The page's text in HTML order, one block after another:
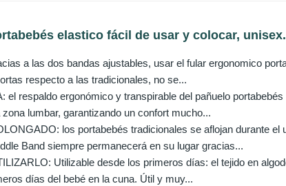
elastico fácil de usar y colocar,
a las dos bandas ajustables, usar el fular ergonomico
respecto a las tradicionales, no se...
el respaldo ergonómico y transpirable del pañuelo
lumbar, garantizando un confort mucho...
los portabebés tradicionales se aflojan durante el
Band siempre permanecerá en su lugar gracias...
Utilizable desde los primeros días: el tejido en
días del bebé en la cuna. Útil y muy...